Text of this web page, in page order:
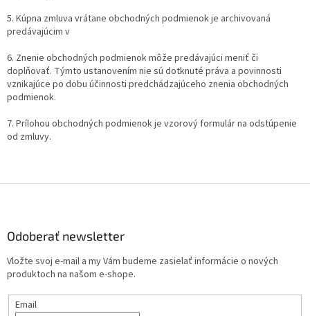
5. Kúpna zmluva vrátane obchodných podmienok je archivovaná
predávajúcim v
6. Znenie obchodných podmienok môže predávajúci meniť či
doplňovať. Týmto ustanovením nie sú dotknuté práva a povinnosti
vznikajúce po dobu účinnosti predchádzajúceho znenia obchodných
podmienok.
7. Prílohou obchodných podmienok je vzorový formulár na odstúpenie
od zmluvy.
Odoberať newsletter
Vložte svoj e-mail a my Vám budeme zasielať informácie o nových
produktoch na našom e-shope.
Email